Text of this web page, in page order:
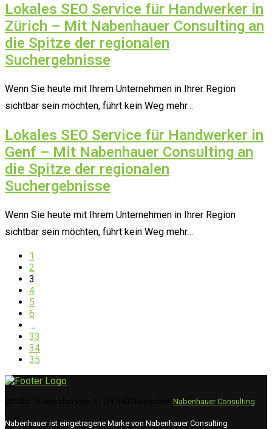
Lokales SEO Service für Handwerker in
Zürich – Mit Nabenhauer Consulting an
die Spitze der regionalen
Suchergebnisse
Wenn Sie heute mit Ihrem Unternehmen in Ihrer Region
sichtbar sein möchten, führt kein Weg mehr…
Lokales SEO Service für Handwerker in
Genf – Mit Nabenhauer Consulting an
die Spitze der regionalen
Suchergebnisse
Wenn Sie heute mit Ihrem Unternehmen in Ihrer Region
sichtbar sein möchten, führt kein Weg mehr…
1
2
3
4
5
6
…
33
34
35
Nabenhauer Consulting
Nabenhauer ist eingetragene Marke von Nabenhauer Consulting